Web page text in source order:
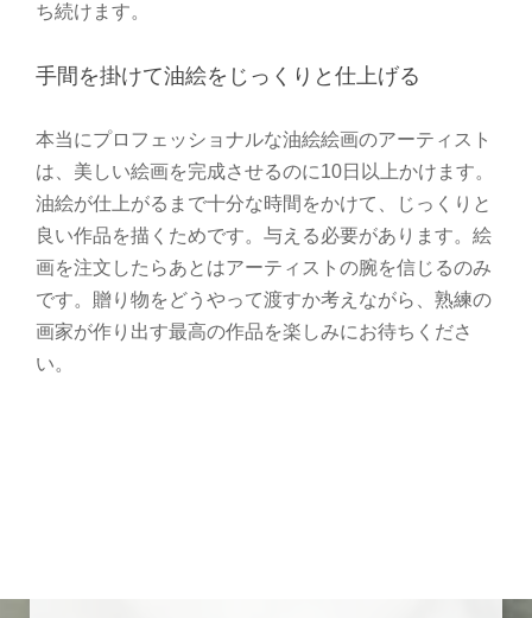
ち続けます。
手間を掛けて油絵をじっくりと仕上げる
本当にプロフェッショナルな油絵絵画のアーティスト
は、美しい絵画を完成させるのに10日以上かけます。
油絵が仕上がるまで十分な時間をかけて、じっくりと
良い作品を描くためです。与える必要があります。絵
画を注文したらあとはアーティストの腕を信じるのみ
です。贈り物をどうやって渡すか考えながら、熟練の
画家が作り出す最高の作品を楽しみにお待ちくださ
い。